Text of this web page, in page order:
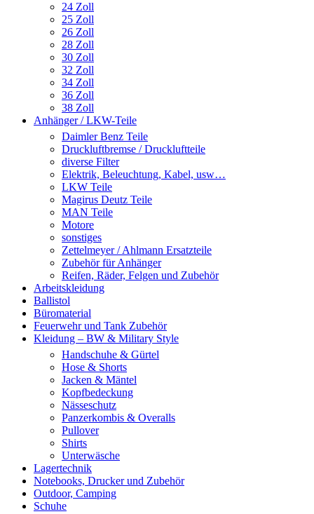
24 Zoll
25 Zoll
26 Zoll
28 Zoll
30 Zoll
32 Zoll
34 Zoll
36 Zoll
38 Zoll
Anhänger / LKW-Teile
Daimler Benz Teile
Druckluftbremse / Druckluftteile
diverse Filter
Elektrik, Beleuchtung, Kabel, usw…
LKW Teile
Magirus Deutz Teile
MAN Teile
Motore
sonstiges
Zettelmeyer / Ahlmann Ersatzteile
Zubehör für Anhänger
Reifen, Räder, Felgen und Zubehör
Arbeitskleidung
Ballistol
Büromaterial
Feuerwehr und Tank Zubehör
Kleidung – BW & Military Style
Handschuhe & Gürtel
Hose & Shorts
Jacken & Mäntel
Kopfbedeckung
Nässeschutz
Panzerkombis & Overalls
Pullover
Shirts
Unterwäsche
Lagertechnik
Notebooks, Drucker und Zubehör
Outdoor, Camping
Schuhe